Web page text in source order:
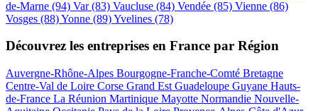
de-Marne (94) Var (83) Vaucluse (84) Vendée (85) Vienne (86)
Vosges (88)Yonne (89)Yvelines (78)
Découvrez les entreprises en France par Région
Auvergne-Rhône-Alpes Bourgogne-Franche-Comté Bretagne
Centre-Val de Loire Corse Grand Est Guadeloupe Guyane Hauts-
de-France La Réunion Martinique Mayotte Normandie Nouvelle-